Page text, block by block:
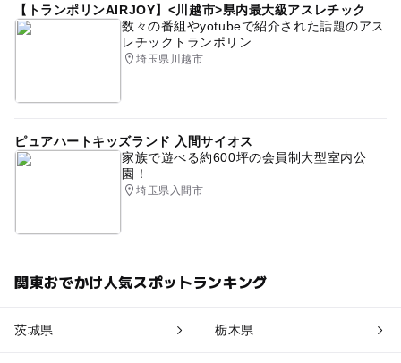
【トランポリンAIRJOY】<川越市>県内最大級アスレチック
数々の番組やyotubeで紹介された話題のアス
レチックトランポリン
埼玉県川越市
ピュアハートキッズランド 入間サイオス
家族で遊べる約600坪の会員制大型室内公
園！
埼玉県入間市
関東おでかけ人気スポットランキング
茨城県 栃木県